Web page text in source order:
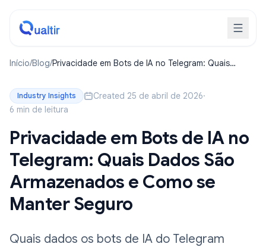
Início/Blog/Privacidade em Bots de IA no Telegram: Quais
Industry Insights Created 25 de abril de 2026·
6 min de leitura
Privacidade em Bots de IA no
Telegram: Quais Dados São
Armazenados e Como se
Manter Seguro
Quais dados os bots de IA do Telegram